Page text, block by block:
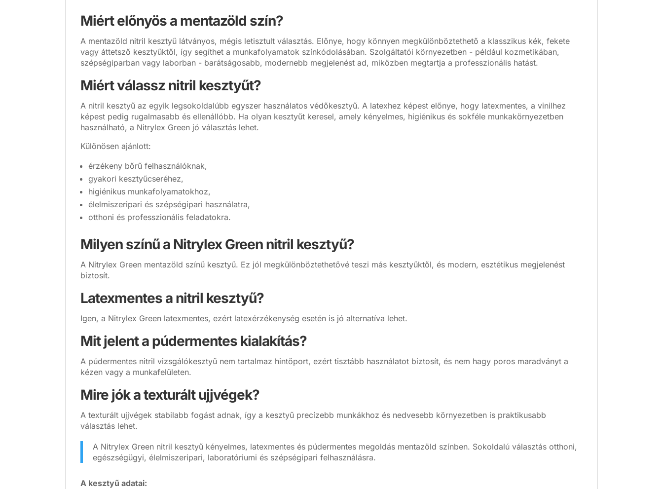
Miért előnyös a mentazöld szín?
A mentazöld nitril kesztyű látványos, mégis letisztult választás. Előnye, hogy könnyen megkülönböztethető a klasszikus kék, fekete
vagy áttetsző kesztyűktől, így segíthet a munkafolyamatok színkódolásában. Szolgáltatói környezetben - például kozmetikában,
szépségiparban vagy laborban - barátságosabb, modernebb megjelenést ad, miközben megtartja a professzionális hatást.
Miért válassz nitril kesztyűt?
A nitril kesztyű az egyik legsokoldalúbb egyszer használatos védőkesztyű. A latexhez képest előnye, hogy latexmentes, a vinilhez
képest pedig rugalmasabb és ellenállóbb. Ha olyan kesztyűt keresel, amely kényelmes, higiénikus és sokféle munkakörnyezetben
használható, a Nitrylex Green jó választás lehet.
Különösen ajánlott:
érzékeny bőrű felhasználóknak,
gyakori kesztyűcseréhez,
higiénikus munkafolyamatokhoz,
élelmiszeripari és szépségipari használatra,
otthoni és professzionális feladatokra.
Milyen színű a Nitrylex Green nitril kesztyű?
A Nitrylex Green mentazöld színű kesztyű. Ez jól megkülönböztethetővé teszi más kesztyűktől, és modern, esztétikus megjelenést
biztosít.
Latexmentes a nitril kesztyű?
Igen, a Nitrylex Green latexmentes, ezért latexérzékenység esetén is jó alternatíva lehet.
Mit jelent a púdermentes kialakítás?
A púdermentes nitril vizsgálókesztyű nem tartalmaz hintőport, ezért tisztább használatot biztosít, és nem hagy poros maradványt a
kézen vagy a munkafelületen.
Mire jók a texturált ujjvégek?
A texturált ujjvégek stabilabb fogást adnak, így a kesztyű precízebb munkákhoz és nedvesebb környezetben is praktikusabb
választás lehet.
A Nitrylex Green nitril kesztyű kényelmes, latexmentes és púdermentes megoldás mentazöld színben. Sokoldalú választás otthoni,
egészségügyi, élelmiszeripari, laboratóriumi és szépségipari felhasználásra.
A kesztyű adatai: